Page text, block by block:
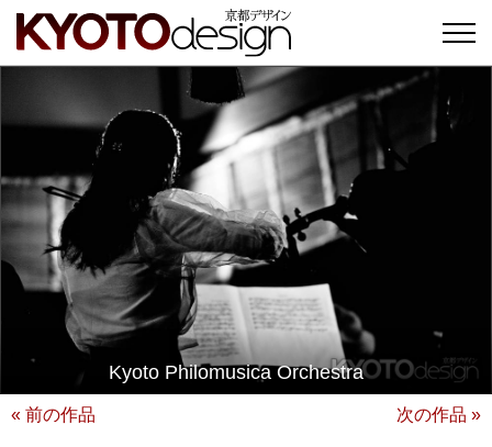
Kyoto Philomusica Orchestra
« 前の作品 次の作品 »